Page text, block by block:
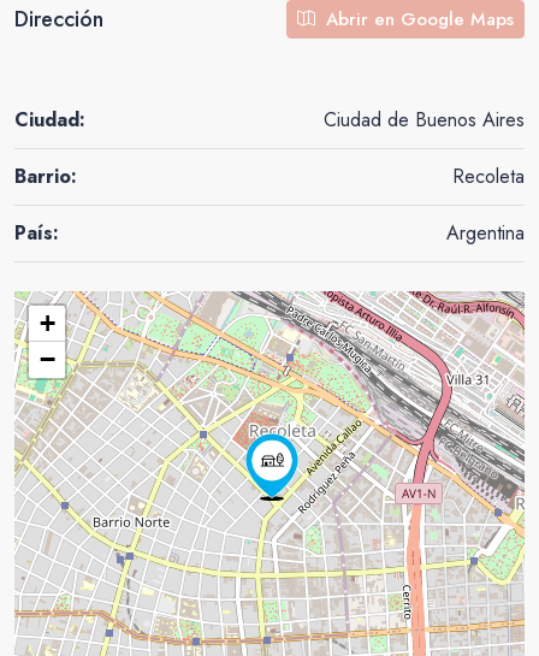
Dirección Abrir en Google Maps
Ciudad: Ciudad de Buenos Aires
Barrio: Recoleta
País: Argentina
+
−